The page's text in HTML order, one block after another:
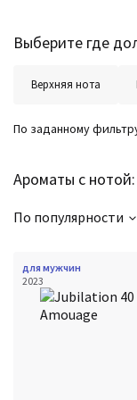
Выберите где
Верхняя нота
Ароматы с
По заданному
По популярности
для мужчин
2023